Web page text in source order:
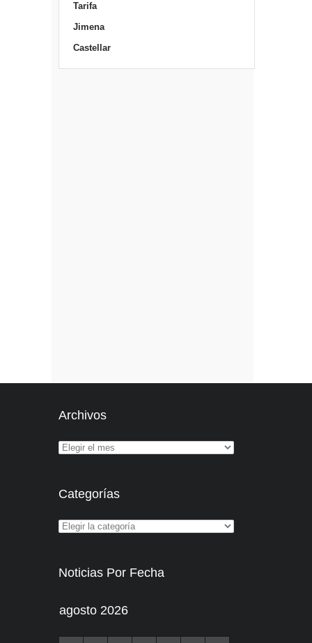
Tarifa
Jimena
Castellar
Archivos
Categorías
Noticias Por Fecha
agosto 2026